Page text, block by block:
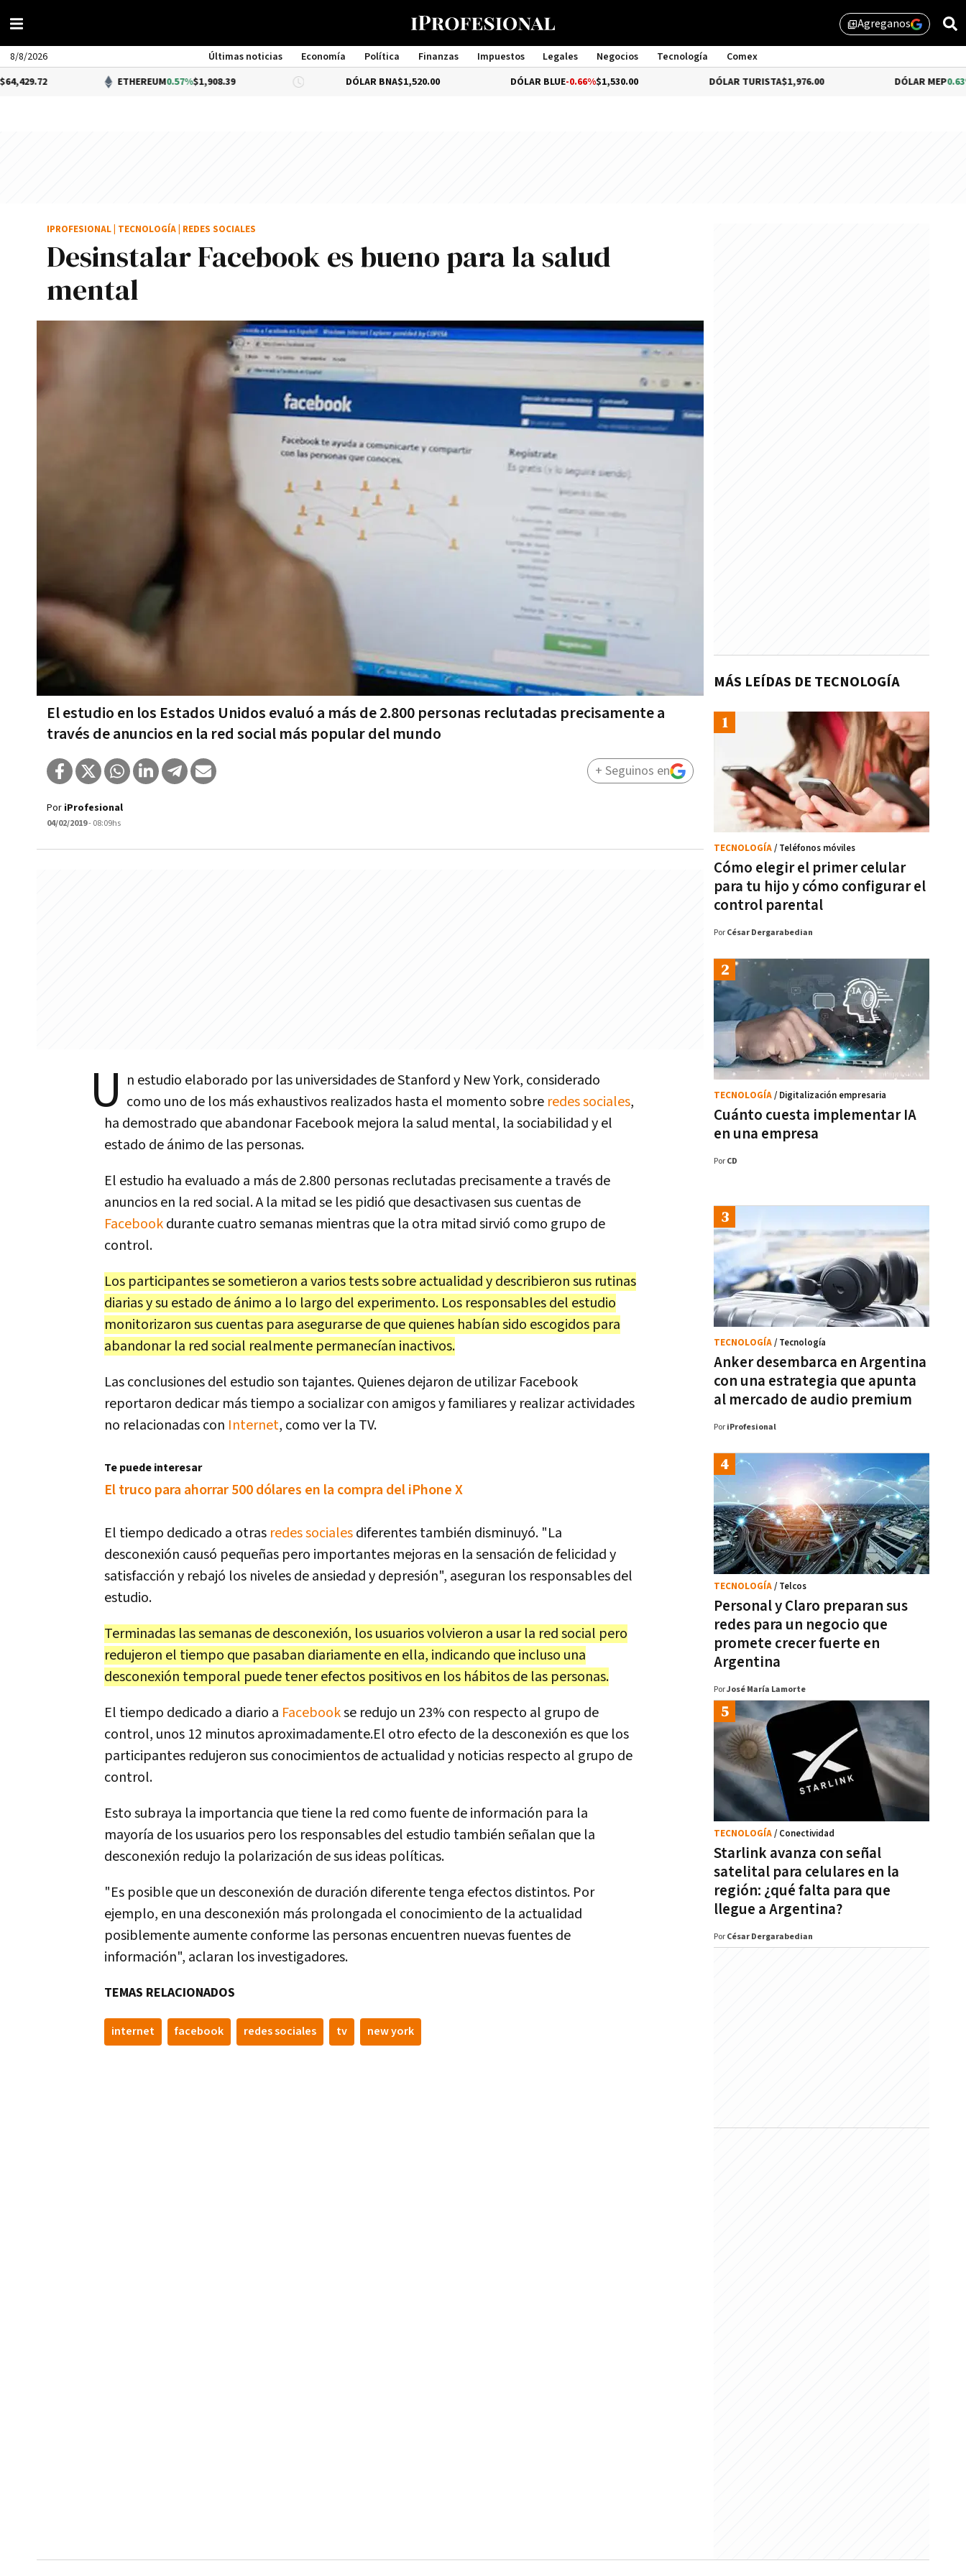
library_addAgreganos
8/8/2026 Últimas noticias Economía Política Finanzas Impuestos Legales Negocios Tecnología
Comex
Management
ETHEREUM0.57%$1,908.39 DÓLAR BNA$1,520.00 DÓLAR BLUE-0.66%$1,530.00 DÓLAR TURISTA$1,976.00 DÓLAR MEP0.63%
Desinstalar Facebook es bueno para la salud
mental
El estudio en los Estados Unidos evaluó a más de 2.800 personas reclutadas precisamente a
través de anuncios en la red social más popular del mundo
IPROFESIONAL TECNOLOGÍA REDES SOCIALES
Por iProfesional
04/02/2019- 08:09hs
+ Seguinos en
U n estudio elaborado por las universidades de Stanford y New York, considerado
como uno de los más exhaustivos realizados hasta el momento sobre redes sociales,
ha demostrado que abandonar Facebook mejora la salud mental, la sociabilidad y el
estado de ánimo de las personas.
El estudio ha evaluado a más de 2.800 personas reclutadas precisamente a través de
anuncios en la red social. A la mitad se les pidió que desactivasen sus cuentas de
Facebookdurante cuatro semanas mientras que la otra mitad sirvió como grupo de
control.
Los participantes se sometieron a varios tests sobre actualidad y describieron sus rutinas
diarias y su estado de ánimo a lo largo del experimento. Los responsables del estudio
monitorizaron sus cuentas para asegurarse de que quienes habían sido escogidos para
abandonar la red social realmente permanecían inactivos.
Las conclusiones del estudio son tajantes. Quienes dejaron de utilizar Facebook
reportaron dedicar más tiempo a socializar con amigos y familiares y realizar actividades
no relacionadas con Internet, como ver la TV.
Te puede interesar
El truco para ahorrar 500 dólares en la compra del iPhone X
El tiempo dedicado a otras redes socialesdiferentes también disminuyó. "La
desconexión causó pequeñas pero importantes mejoras en la sensación de felicidad y
satisfacción y rebajó los niveles de ansiedad y depresión", aseguran los responsables del
estudio.
Terminadas las semanas de desconexión, los usuarios volvieron a usar la red social pero
redujeron el tiempo que pasaban diariamente en ella, indicando que incluso una
desconexión temporal puede tener efectos positivos en los hábitos de las personas.
El tiempo dedicado a diario a Facebookse redujo un 23% con respecto al grupo de
control, unos 12 minutos aproximadamente.El otro efecto de la desconexión es que los
participantes redujeron sus conocimientos de actualidad y noticias respecto al grupo de
control.
Esto subraya la importancia que tiene la red como fuente de información para la
mayoría de los usuarios pero los responsables del estudio también señalan que la
desconexión redujo la polarización de sus ideas políticas.
"Es posible que un desconexión de duración diferente tenga efectos distintos. Por
ejemplo, en una desconexión más prolongada el conocimiento de la actualidad
posiblemente aumente conforme las personas encuentren nuevas fuentes de
información", aclaran los investigadores.
TEMAS RELACIONADOS
internet facebook redes sociales tv new york
MÁS LEÍDAS DE TECNOLOGÍA
Cómo elegir el primer celular
para tu hijo y cómo configurar el
control parental
TECNOLOGÍA/ Teléfonos móviles
Por César Dergarabedian
Cuánto cuesta implementar IA
en una empresa
TECNOLOGÍA/ Digitalización empresaria
Por CD
Anker desembarca en Argentina
con una estrategia que apunta
al mercado de audio premium
TECNOLOGÍA/ Tecnología
Por iProfesional
Personal y Claro preparan sus
redes para un negocio que
promete crecer fuerte en
Argentina
TECNOLOGÍA/ Telcos
PorJosé María Lamorte
Starlink avanza con señal
satelital para celulares en la
región: ¿qué falta para que
llegue a Argentina?
TECNOLOGÍA/ Conectividad
Por César Dergarabedian